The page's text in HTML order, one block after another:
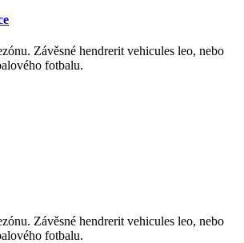
Závěsné hendrerit vehicules leo, nebo
fotbalu.
Závěsné hendrerit vehicules leo, nebo
fotbalu.